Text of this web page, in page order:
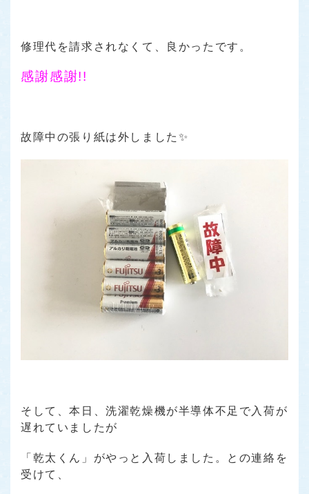
修理代を請求されなくて、良かったです。
感謝感謝!!
故障中の張り紙は外しました✨
そして、本日、洗濯乾燥機が半導体不足で入荷が
遅れていましたが
「乾太くん」がやっと入荷しました。との連絡を
受けて、